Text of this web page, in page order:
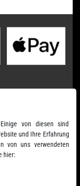
von diesen sind
und Ihre Erfahrung
von uns verwendeten
hier: